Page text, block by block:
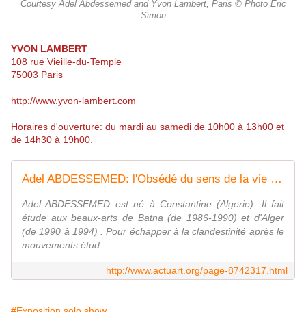
Courtesy Adel Abdessemed and Yvon Lambert, Paris © Photo Éric
Simon
YVON LAMBERT
108 rue Vieille-du-Temple
75003 Paris
http://www.yvon-lambert.com
Horaires d'ouverture: du mardi au samedi de 10h00 à 13h00 et
de 14h30 à 19h00.
Adel ABDESSEMED: l'Obsédé du sens de la vie - ACTUART by Eric SIMON
Adel ABDESSEMED est né à Constantine (Algerie). Il fait
étude aux beaux-arts de Batna (de 1986-1990) et d'Alger
(de 1990 à 1994) . Pour échapper à la clandestinité après le
mouvements étud...
http://www.actuart.org/page-8742317.html